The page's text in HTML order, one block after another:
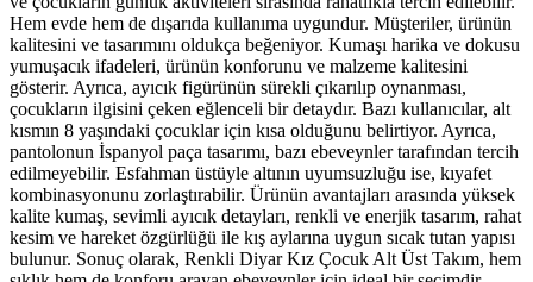
Hem evde hem de dışarıda kullanıma uygundur. Müşteriler, ürünün
kalitesini ve tasarımını oldukça beğeniyor. Kumaşı harika ve dokusu
yumuşacık ifadeleri, ürünün konforunu ve malzeme kalitesini
gösterir. Ayrıca, ayıcık figürünün sürekli çıkarılıp oynanması,
çocukların ilgisini çeken eğlenceli bir detaydır. Bazı kullanıcılar, alt
kısmın 8 yaşındaki çocuklar için kısa olduğunu belirtiyor. Ayrıca,
pantolonun İspanyol paça tasarımı, bazı ebeveynler tarafından tercih
edilmeyebilir. Esfahman üstüyle altının uyumsuzluğu ise, kıyafet
kombinasyonunu zorlaştırabilir. Ürünün avantajları arasında yüksek
kalite kumaş, sevimli ayıcık detayları, renkli ve enerjik tasarım, rahat
kesim ve hareket özgürlüğü ile kış aylarına uygun sıcak tutan yapısı
bulunur. Sonuç olarak, Renkli Diyar Kız Çocuk Alt Üst Takım, hem